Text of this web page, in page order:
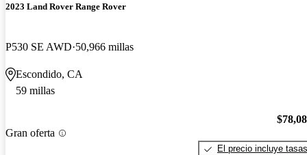
2023 Land Rover Range Rover
P530 SE AWD 50,966 millas
Escondido, CA
59 millas
Gran oferta
El precio incluye tasas